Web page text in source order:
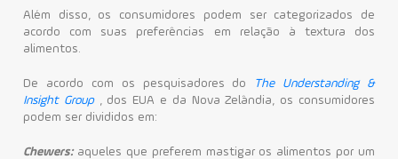
Além disso, os consumidores podem ser categorizados de
acordo com suas preferências em relação à textura dos
alimentos.
De acordo com os pesquisadores do
The Understanding &
Insight Group , dos EUA e da Nova Zelândia, os consumidores
podem ser divididos em:
Chewers: aqueles que preferem mastigar os alimentos por um